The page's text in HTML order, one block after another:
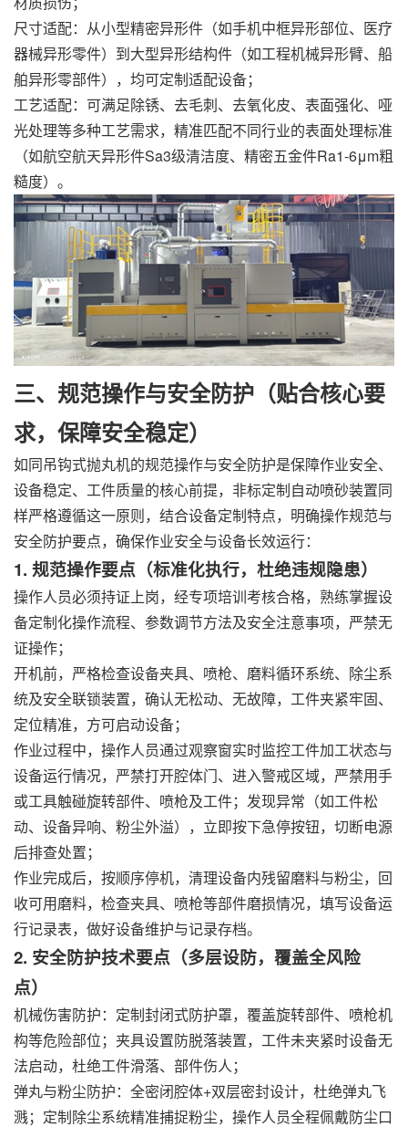
尺寸适配：从小型精密异形件（如手机中框异形部位、医疗
器械异形零件）到大型异形结构件（如工程机械异形臂、船
舶异形零部件），均可定制适配设备；
工艺适配：可满足除锈、去毛刺、去氧化皮、表面强化、哑
光处理等多种工艺需求，精准匹配不同行业的表面处理标准
（如航空航天异形件Sa3级清洁度、精密五金件Ra1-6μm粗
糙度）。
三、规范操作与安全防护（贴合核心要
求，保障安全稳定）
如同吊钩式抛丸机的规范操作与安全防护是保障作业安全、
设备稳定、工件质量的核心前提，非标定制自动喷砂装置同
样严格遵循这一原则，结合设备定制特点，明确操作规范与
安全防护要点，确保作业安全与设备长效运行：
1. 规范操作要点（标准化执行，杜绝违规隐患）
操作人员必须持证上岗，经专项培训考核合格，熟练掌握设
备定制化操作流程、参数调节方法及安全注意事项，严禁无
证操作；
开机前，严格检查设备夹具、喷枪、磨料循环系统、除尘系
统及安全联锁装置，确认无松动、无故障，工件夹紧牢固、
定位精准，方可启动设备；
作业过程中，操作人员通过观察窗实时监控工件加工状态与
设备运行情况，严禁打开腔体门、进入警戒区域，严禁用手
或工具触碰旋转部件、喷枪及工件；发现异常（如工件松
动、设备异响、粉尘外溢），立即按下急停按钮，切断电源
后排查处置；
作业完成后，按顺序停机，清理设备内残留磨料与粉尘，回
收可用磨料，检查夹具、喷枪等部件磨损情况，填写设备运
行记录表，做好设备维护与记录存档。
2. 安全防护技术要点（多层设防，覆盖全风险
点）
机械伤害防护：定制封闭式防护罩，覆盖旋转部件、喷枪机
构等危险部位；夹具设置防脱落装置，工件未夹紧时设备无
法启动，杜绝工件滑落、部件伤人；
弹丸与粉尘防护：全密闭腔体+双层密封设计，杜绝弹丸飞
溅；定制除尘系统精准捕捉粉尘，操作人员全程佩戴防尘口